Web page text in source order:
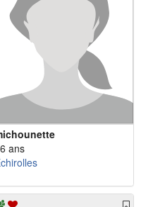
ans